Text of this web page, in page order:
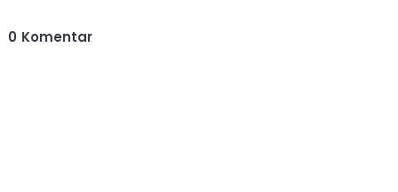
0 Komentar